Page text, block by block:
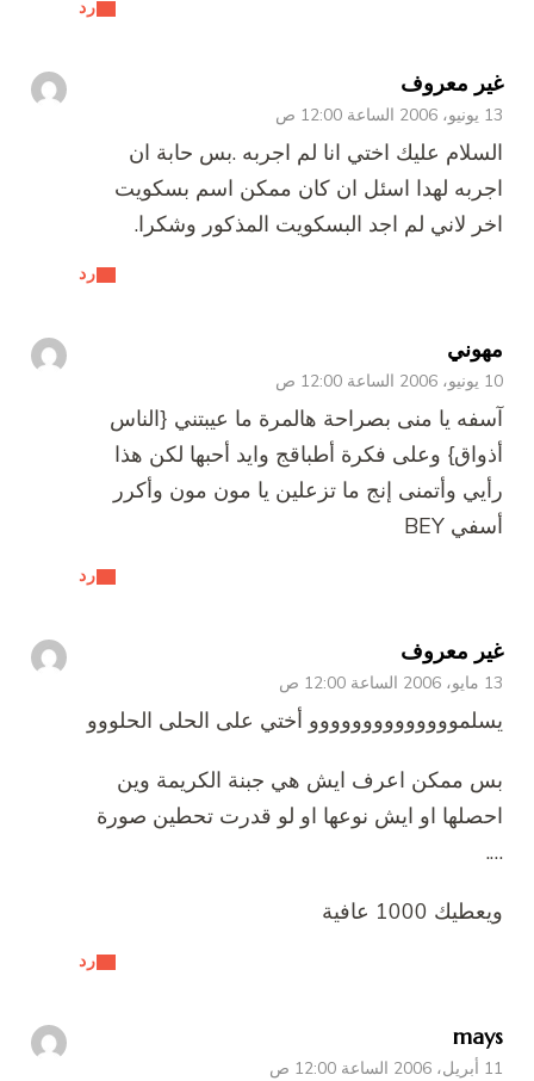
رد
غير معروف
13 يونيو، 2006 الساعة 12:00 ص
رد
السلام عليك اختي انا لم اجربه .بس حابة ان
اجربه لهدا اسئل ان كان ممكن اسم بسكويت
اخر لاني لم اجد البسكويت المذكور وشكرا.
مهوني
10 يونيو، 2006 الساعة 12:00 ص
رد
آسفه يا منى بصراحة هالمرة ما عيبتني {الناس
أذواق} وعلى فكرة أطباقج وايد أحبها لكن هذا
رأيي وأتمنى إنج ما تزعلين يا مون مون وأكرر
أسفي BEY
غير معروف
13 مايو، 2006 الساعة 12:00 ص
رد
يسلموووووووووووووو أختي على الحلى الحلووو
بس ممكن اعرف ايش هي جبنة الكريمة وين
احصلها او ايش نوعها او لو قدرت تحطين صورة
….
ويعطيك 1000 عافية
mays
11 أبريل، 2006 الساعة 12:00 ص